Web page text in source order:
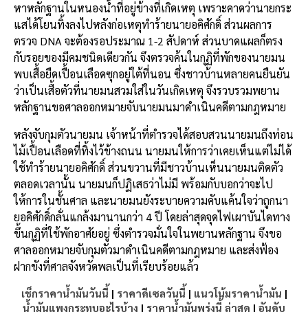
หาหลักฐานในหนองน้ำที่อยู่ข้างที่เกิดเหตุ เพราะคาดว่านายกระ
แสได้โยนทิ้งลงไปหลังก่อเหตุทำร้ายนายอคิศักดิ์ ส่วนผลการ
ตรวจ DNA จะต้องรอประมาณ 1-2 สัปดาห์ ส่วนบาดแผลก็ตรง
กับรอยของมีคมชนิดเดียวกัน จึงตรวจค้นในกุฏิที่พักของนายมน
พบเสื้อยืดเปื้อนเลือดซุกอยู่ใต้ที่นอน ซึ่งชาวบ้านหลายคนยืนยัน
ว่าเป็นเสื้อตัวที่นายมนสวมใส่ในวันเกิดเหตุ จึงรวบรวมพยาน
หลักฐานขอศาลออกหมายจับนายมนมาดำเนินคดีตามกฎหมาย
หลังจับกุมตัวนายมน เจ้าหน้าที่ตำรวจได้สอบสวนนายมนถึงท่อน
ไม้เปื้อนเลือดที่ทิ้งไว้ข้างถนน นายมนให้การว่าเคยเห็นแต่ไม่ได้
ใช้ทำร้ายนายอคิศักดิ์ ส่วนขวานที่มีชาวบ้านเห็นนายมนติดตัว
ตลอดเวลานั้น นายมนก็ปฏิเสธว่าไม่มี พร้อมกับบอกว่าจะไป
ให้การในชั้นศาล และนายมนยังระบายความคับแค้นใจว่าถูกนา
ยอคิศักดิ์กลั่นแกล้งมานานกว่า 4 ปี โดยล่าสุดจุดไฟเผาบันไดทาง
ขึ้นกุฏิที่ใช้พักอาศัยอยู่ ซึ่งตำรวจมั่นใจในพยานหลักฐาน จึงขอ
ศาลออกหมายจับกุมตัวมาดำเนินคดีตามกฎหมาย และส่งฟ้อง
ฝากขังที่ศาลจังหวัดพลเป็นที่เรียบร้อยแล้ว
เช็กราคาน้ำมันวันนี้ | ราคาดีเซลวันนี้ | แนวโน้มราคาน้ำมัน |
น้ำมันแพงกระทบอะไรบ้าง | ราคาน้ำมันพรุ่งนี้ ล่าสุด | อันดับ